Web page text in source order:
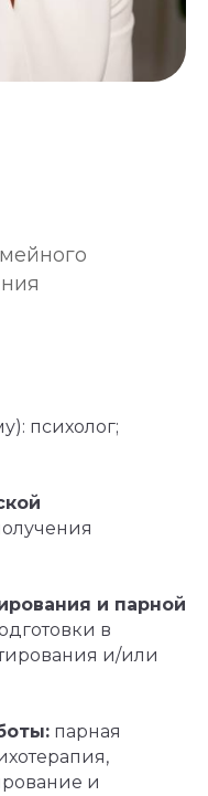
психолог;
и парной
в
и/или
парная
и